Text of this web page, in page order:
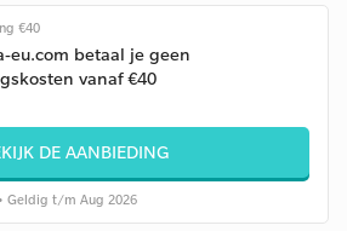
€40
eu.com betaal je geen
vanaf €40
DE AANBIEDING
Geldig t/m Aug 2026